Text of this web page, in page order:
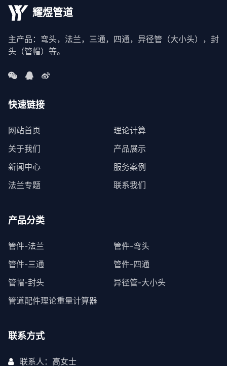
耀煜管道
主产品：弯头，法兰，三通，四通，异径管（大小头），封
头（管帽）等。
快速链接
网站首页
理论计算
关于我们
产品展示
新闻中心
服务案例
法兰专题
联系我们
产品分类
管件-法兰
管件-弯头
管件-三通
管件-四通
管帽-封头
异径管-大小头
管道配件理论重量计算器
联系方式
联系人：高女士